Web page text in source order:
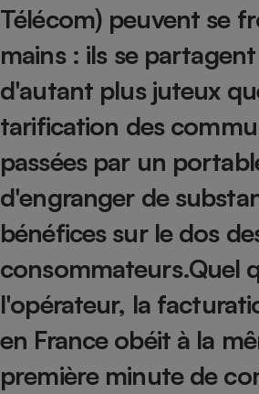
Télécom) peuvent se
mains : ils se
d'autant plus juteux
tarification des
passées par un
d'engranger de
bénéfices sur le dos
consommateurs.Quel
l'opérateur, la
en France obéit à la
première minute de